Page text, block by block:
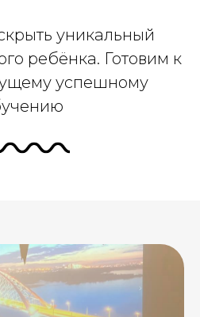
уникальный
ребёнка. Готовим к
успешному